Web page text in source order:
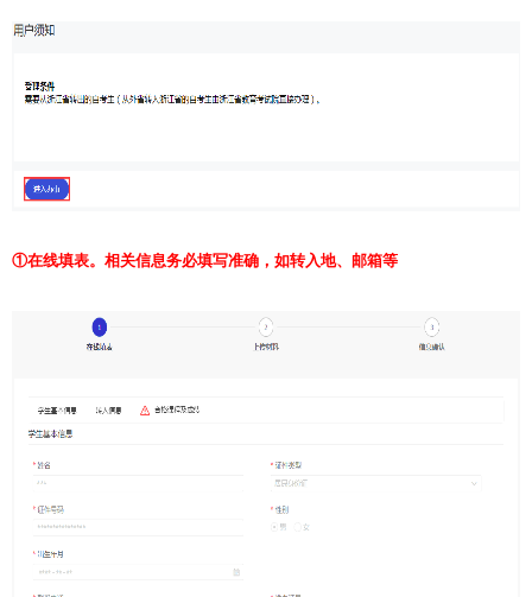
①在线填表。相关信息务必填写准确，如转入地、邮箱等